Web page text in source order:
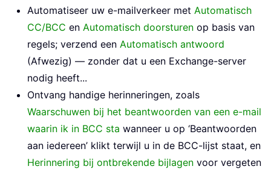
Automatiseer uw e-mailverkeer met Automatisch
CC/BCC en Automatisch doorsturen op basis van
regels; verzend een Automatisch antwoord
(Afwezig) — zonder dat u een Exchange-server
nodig heeft...
Ontvang handige herinneringen, zoals
Waarschuwen bij het beantwoorden van een e-mail
waarin ik in BCC sta wanneer u op ‘Beantwoorden
aan iedereen’ klikt terwijl u in de BCC-lijst staat, en
Herinnering bij ontbrekende bijlagen voor vergeten